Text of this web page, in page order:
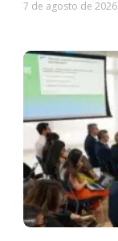
7 de agosto de 2026